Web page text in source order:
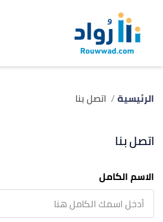
الرئيسية اتصل بنا
اتصل بنا
الاسم الكامل